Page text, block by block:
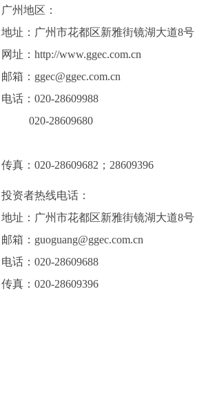
广州地区：
地址：广州市花都区新雅街镜湖大道8号
网址： http://www.ggec.com.cn
邮箱： ggec@ggec.com.cn
电话：020-28609988
020-28609680
传真：020-28609682；28609396
投资者热线电话：
地址：广州市花都区新雅街镜湖大道8号
邮箱： guoguang@ggec.com.cn
电话：020-28609688
传真：020-28609396